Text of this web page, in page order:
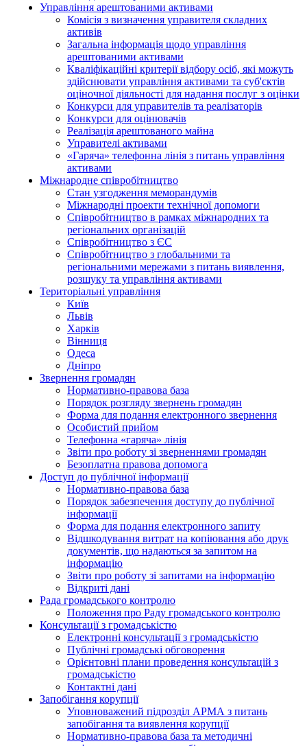
Управління арештованими активами
Комісія з визначення управителя складних
активів
Загальна інформація щодо управління
арештованими активами
Кваліфікаційні критерії відбору осіб, які можуть
здiйснювати управління активами та суб'єктів
оціночної діяльності для надання послуг з оцінки
Конкурси для управителів та реалізаторів
Конкурси для оцінювачів
Реалізація арештованого майна
Управителі активами
«Гаряча» телефонна лінія з питань управління
активами
Міжнародне співробітництво
Стан узгодження меморандумів
Міжнародні проекти технічної допомоги
Співробітництво в рамках міжнародних та
регіональних організацій
Співробітництво з ЄС
Співробітництво з глобальними та
регіональними мережами з питань виявлення,
розшуку та управління активами
Територіальні управління
Київ
Львів
Харків
Вінниця
Одеса
Дніпро
Звернення громадян
Нормативно-правова база
Порядок розгляду звернень громадян
Форма для подання електронного звернення
Особистий прийом
Телефонна «гаряча» лінія
Звіти про роботу зі зверненнями громадян
Безоплатна правова допомога
Доступ до публічної інформації
Нормативно-правова база
Порядок забезпечення доступу до публічної
інформації
Форма для подання електронного запиту
Відшкодування витрат на копіювання або друк
документів, що надаються за запитом на
інформацію
Звіти про роботу зі запитами на інформацію
Відкриті дані
Рада громадського контролю
Положення про Раду громадського контролю
Консультації з громадськістю
Електронні консультації з громадськістю
Публічні громадські обговорення
Орієнтовні плани проведення консультацій з
громадськістю
Контактні дані
Запобігання корупції
Уповноважений підрозділ АРМА з питань
запобігання та виявлення корупції
Нормативно-правова база та методичні